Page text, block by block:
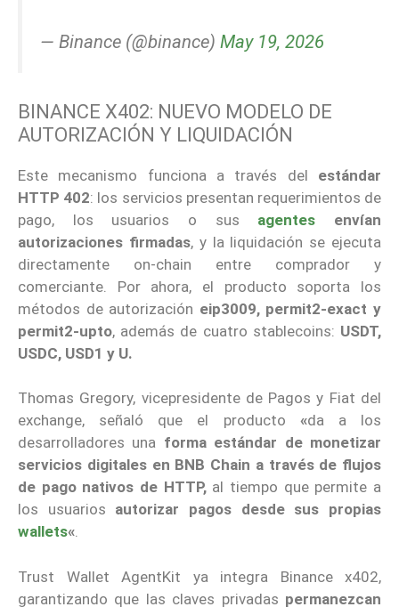
— Binance (@binance) May 19, 2026
BINANCE X402: NUEVO MODELO DE
AUTORIZACIÓN Y LIQUIDACIÓN
Este mecanismo funciona a través del estándar
HTTP 402: los servicios presentan requerimientos de
pago, los usuarios o sus agentes envían
autorizaciones firmadas, y la liquidación se ejecuta
directamente on-chain entre comprador y
comerciante. Por ahora, el producto soporta los
métodos de autorización eip3009, permit2-exact y
permit2-upto, además de cuatro stablecoins: USDT,
USDC, USD1 y U.
Thomas Gregory, vicepresidente de Pagos y Fiat del
exchange, señaló que el producto «da a los
desarrolladores una forma estándar de monetizar
servicios digitales en BNB Chain a través de flujos
de pago nativos de HTTP,al tiempo que permite a
los usuarios autorizar pagos desde sus propias
wallets«.
Trust Wallet AgentKit ya integra Binance x402,
garantizando que las claves privadas permanezcan